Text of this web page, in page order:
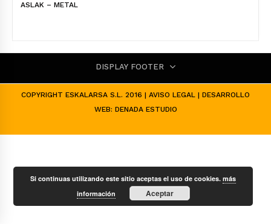
ASLAK – METAL
DISPLAY FOOTER
COPYRIGHT ESKALARSA S.L. 2016 | AVISO LEGAL | DESARROLLO
WEB: DENADA ESTUDIO
Si continuas utilizando este sitio aceptas el uso de cookies.más
información
Aceptar